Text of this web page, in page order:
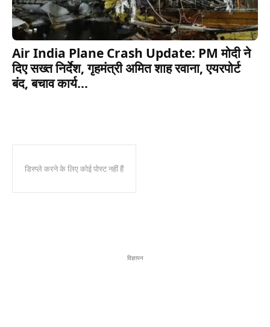
Air India Plane Crash Update: PM मोदी ने
दिए सख्त निर्देश, गृहमंत्री अमित शाह रवाना, एयरपोर्ट
बंद, बचाव कार्य...
डिस्प्ले करने के लिए कोई पोस्ट नहीं हैं
विज्ञापन